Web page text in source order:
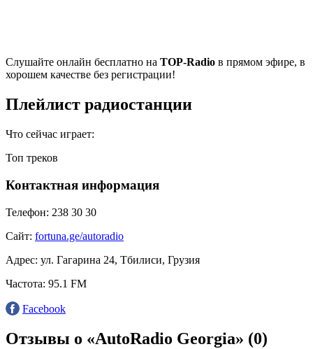
Cлушайте онлайн бесплатно на TOP-Radio в прямом эфире, в
хорошем качестве без регистрации!
Плейлист радиостанции
Что сейчас играет:
Топ треков
Контактная информация
Телефон: 238 30 30
Сайт: fortuna.ge/autoradio
Адрес: ул. Гагарина 24, Тбилиси, Грузия
Частота: 95.1 FM
Facebook
Отзывы о «AutoRadio Georgia» (0)